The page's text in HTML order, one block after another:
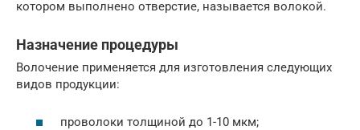
котором выполнено отверстие, называется волокой.
Назначение процедуры
Волочение применяется для изготовления следующих
видов продукции:
проволоки толщиной до 1-10 мкм;